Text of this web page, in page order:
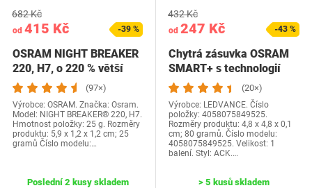
od 415 Kč
682 Kč
-39 %
OSRAM NIGHT BREAKER
220, H7, o 220 % větší
jas, halogenová…
(97×)
Výrobce: OSRAM. Značka: Osram.
Model: NIGHT BREAKER® 220, H7.
Hmotnost položky: 25 g. Rozměry
produktu: 5,9 x 1,2 x 1,2 cm; 25
gramů Číslo modelu:…
Poslední 2 kusy skladem
od 247 Kč
432 Kč
-43 %
Chytrá zásuvka OSRAM
SMART+ s technologií
Matter over WiFi,…
(20×)
Výrobce: LEDVANCE. Číslo
položky: 4058075849525.
Rozměry produktu: 4,8 x 4,8 x 0,1
cm; 80 gramů. Číslo modelu:
4058075849525. Velikost: 1
balení. Styl: ACK.…
> 5 kusů skladem